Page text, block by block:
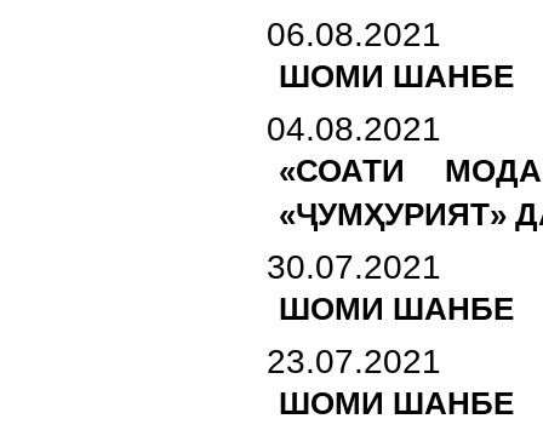
06.08.2021
ШОМИ ШАНБЕ
04.08.2021
«СОАТИ
«ҶУМҲУРИЯТ»
30.07.2021
ШОМИ ШАНБЕ
23.07.2021
ШОМИ ШАНБЕ